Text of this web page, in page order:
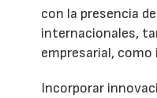
con la presencia
internacionales,
empresarial,
Incorporar